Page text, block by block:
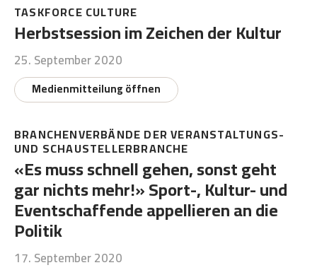
TASKFORCE CULTURE
Herbstsession im Zeichen der Kultur
25. September 2020
Medienmitteilung öffnen
BRANCHENVERBÄNDE DER VERANSTALTUNGS-
UND SCHAUSTELLERBRANCHE
«Es muss schnell gehen, sonst geht
gar nichts mehr!» Sport-, Kultur- und
Eventschaffende appellieren an die
Politik
17. September 2020